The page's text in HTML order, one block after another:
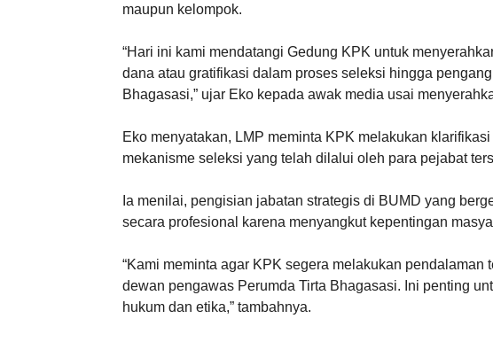
maupun kelompok.
“Hari ini kami mendatangi Gedung KPK untuk
dana atau gratifikasi dalam proses seleksi hingga
Bhagasasi,” ujar Eko kepada awak media usai
Eko menyatakan, LMP meminta KPK melakukan
mekanisme seleksi yang telah dilalui oleh para pejabat
Ia menilai, pengisian jabatan strategis di BUMD yang
secara profesional karena menyangkut kepentingan
“Kami meminta agar KPK segera melakukan
dewan pengawas Perumda Tirta Bhagasasi. Ini penting
hukum dan etika,” tambahnya.